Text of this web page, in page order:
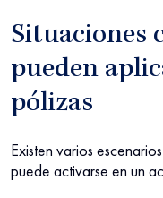
Situaciones
pueden
pólizas
Existen varios
puede activarse en un